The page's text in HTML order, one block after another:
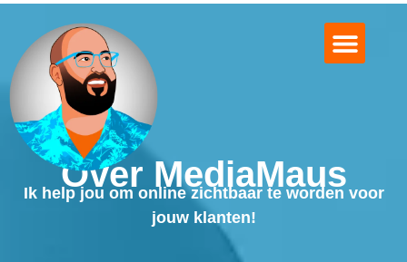
Over MediaMaus
Ik help jou om online zichtbaar te worden voor
jouw klanten!